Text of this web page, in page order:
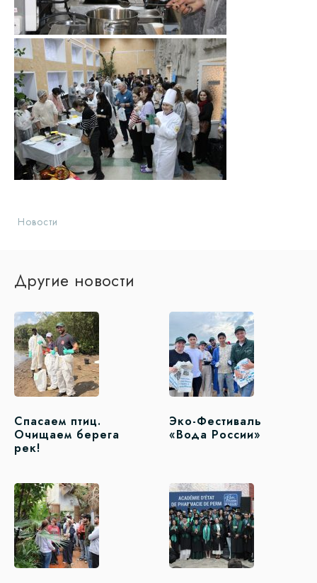
Новости
Другие новости
Спасаем птиц.
Очищаем берега
рек!
Эко-Фестиваль
«Вода России»